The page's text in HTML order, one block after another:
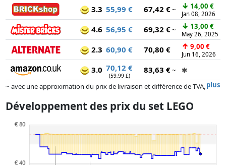
3.3 55,99 € 67,42 €~ ↓ 14,00 €
Jan 08, 2026
4.6 56,95 € 69,32 €~ ↓ 13,00 €
May 26, 2025
2.3 60,90 € 70,80 € ↑ 9,00 €
Jun 16, 2026
3.0 70,12 €
(59,99 £)
83,63 €~
✱
plus
~ avec une approximation du prix de livraison et différence de TVA,
Les prix et la disponibilité peuvent avoir changé depuis la dernière mise
partenaires n'a aucune influence sur celui-ci. Ce n'est qu'à prix égaux
que les réalisations historiques peuvent influencer l'ordre.
Développement des prix du set LEGO